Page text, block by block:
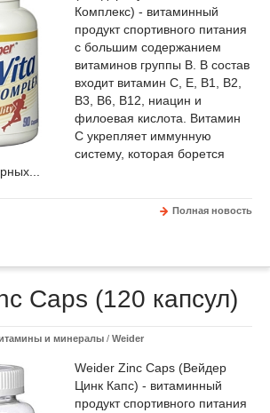
Комплекс) - витаминный
продукт спортивного питания
с большим содержанием
витаминов группы B. В состав
входит витамин C, E, B1, B2,
B3, B6, B12, ниацин и
филоевая кислота. Витамин
C укрепляет иммунную
систему, которая борется
Полная новость
Caps (120 капсул)
и минералы / Weider
Weider Zinc Caps (Вейдер
Цинк Капс) - витаминный
продукт спортивного питания